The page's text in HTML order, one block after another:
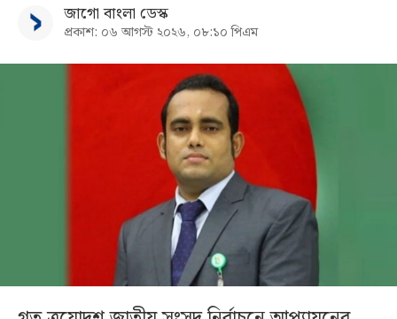
জাগো বাংলা ডেস্ক
প্রকাশ: ০৬ আগস্ট ২০২৬, ০৮:১০ পিএম